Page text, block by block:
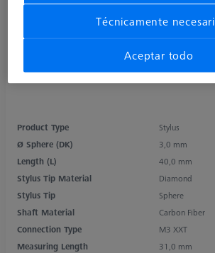
Product Type
Stylus
Ø Sphere (DK)
3,0 mm
Length (L)
40,0 mm
Stylus Tip Material
Diamond
Stylus Tip
Sphere
Shaft Material
Carbon Fiber
Connection Type
M3 XXT
Measuring Length
31,0 mm
Técnicamente
Aceptar todo